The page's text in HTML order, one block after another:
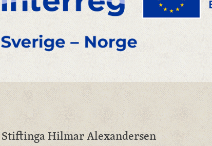
Stiftinga Hilmar Alexandersen